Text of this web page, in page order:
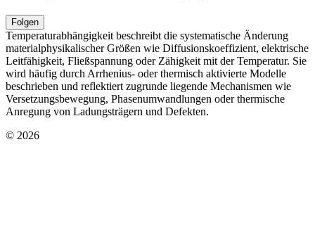
Folgen
Temperaturabhängigkeit beschreibt die systematische Änderung
materialphysikalischer Größen wie Diffusionskoeffizient, elektrische
Leitfähigkeit, Fließspannung oder Zähigkeit mit der Temperatur. Sie
wird häufig durch Arrhenius- oder thermisch aktivierte Modelle
beschrieben und reflektiert zugrunde liegende Mechanismen wie
Versetzungsbewegung, Phasenumwandlungen oder thermische
Anregung von Ladungsträgern und Defekten.
© 2026